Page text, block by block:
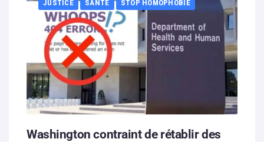
JUSTICE SANTÉ STOP HOMOPHOBIE
Washington contraint de rétablir des